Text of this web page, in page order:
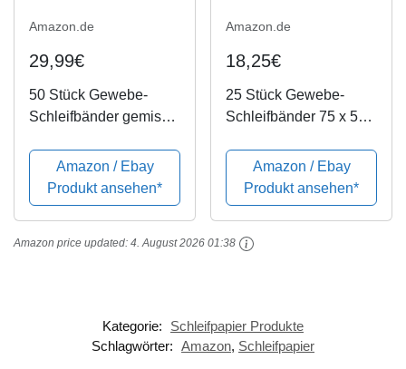
Amazon.de
29,99€
50 Stück Gewebe-
Schleifbänder gemischt
Bandschleifer - 5
Körnungen jeweils 10 x
K40/60/80/120/180 /
Schleifpapier/Schleif-
Mix/Schleifbänder
Amazon / Ebay
Produkt ansehen*
Amazon.de
18,25€
25 Stück Gewebe-
Schleifbänder 75 x 533
40/60/80/120/180 für
Bandschleifer
Amazon / Ebay
Produkt ansehen*
Amazon price updated: 4. August 2026 01:38
Kategorie:
Schleifpapier Produkte
Schlagwörter: Amazon, Schleifpapier